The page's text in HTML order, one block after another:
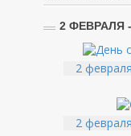
2 ФЕВРАЛЯ
2
2